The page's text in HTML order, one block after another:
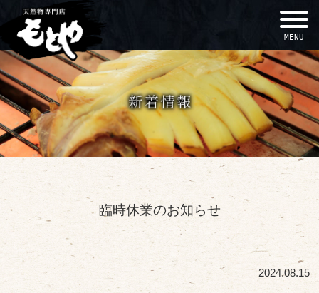
MENU
臨時休業のお知らせ
2024.08.15